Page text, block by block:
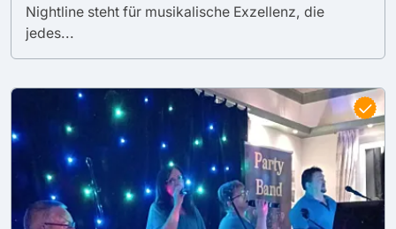
Nightline steht für musikalische Exzellenz, die
jedes...